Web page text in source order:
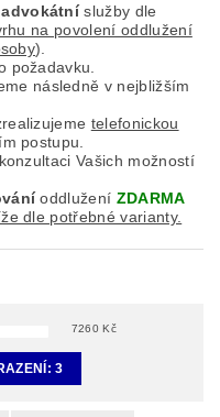
advokátníslužby dle
na povolení oddlužení
).
požadavku.
následně v nejbližším
telefonickou
postupu.
Vašich možností
oddlužení ZDARMA
dle potřebné varianty.
7260 Kč
3